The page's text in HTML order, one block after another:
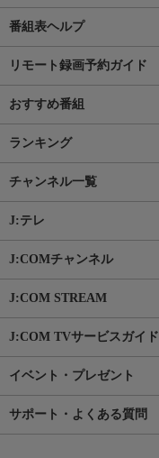
番組表ヘルプ
リモート録画予約ガイド
おすすめ番組
ランキング
チャンネル一覧
J:テレ
J:COMチャンネル
J:COM STREAM
J:COM TVサービスガイド
イベント・プレゼント
サポート・よくある質問